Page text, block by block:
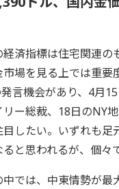
済指標は住宅関連の
場を見る上では重要
言機会があり、4月
ー総裁、18日のNY
したい。いずれも足
と思われるが、個々
中では、中東情勢が最